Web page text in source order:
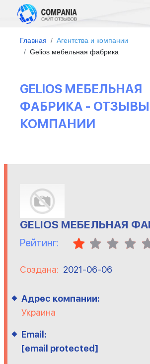
Главная
Агентства и компании
Gelios мебельная фабрика
GELIOS МЕБЕЛЬНАЯ
ФАБРИКА -
КОМПАНИИ
GELIOS МЕБЕЛЬНАЯ
Рейтинг:
Создана: 2021-06-06
Адрес компании:
Украина
Email:
[email protected]